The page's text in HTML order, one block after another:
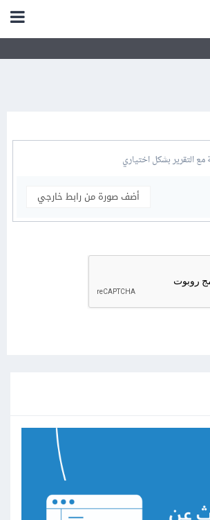
التقرير بشكل اختياري
أضف صورة من رابط خارجي